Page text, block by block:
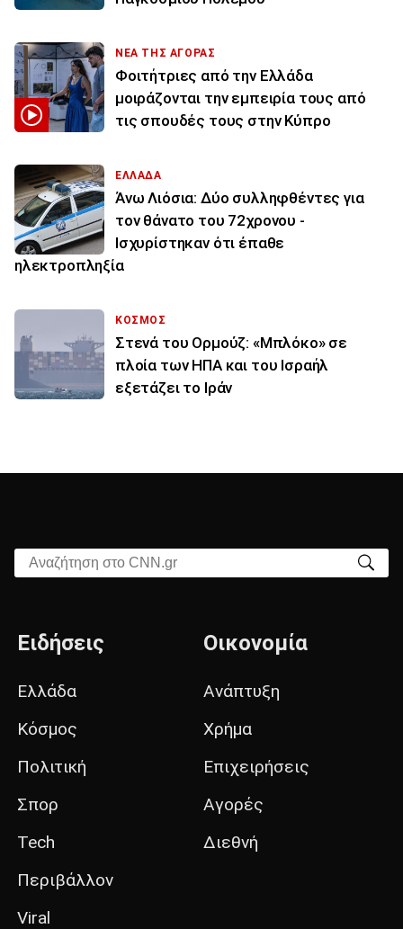
ΝΕΑ ΤΗΣ ΑΓΟΡΑΣ
Φοιτήτριες από την Ελλάδα
μοιράζονται την εμπειρία τους από
τις σπουδές τους στην Κύπρο
ΕΛΛΑΔΑ
Άνω Λιόσια: Δύο συλληφθέντες για
τον θάνατο του 72χρονου -
Ισχυρίστηκαν ότι έπαθε
ηλεκτροπληξία
ΚΟΣΜΟΣ
Στενά του Ορμούζ: «Μπλόκο» σε
πλοία των ΗΠΑ και του Ισραήλ
εξετάζει το Ιράν
Αναζήτηση στο CNN.gr
Ειδήσεις
Ελλάδα
Κόσμος
Πολιτική
Σπορ
Tech
Περιβάλλον
Viral
Οικονομία
Ανάπτυξη
Χρήμα
Επιχειρήσεις
Αγορές
Διεθνή